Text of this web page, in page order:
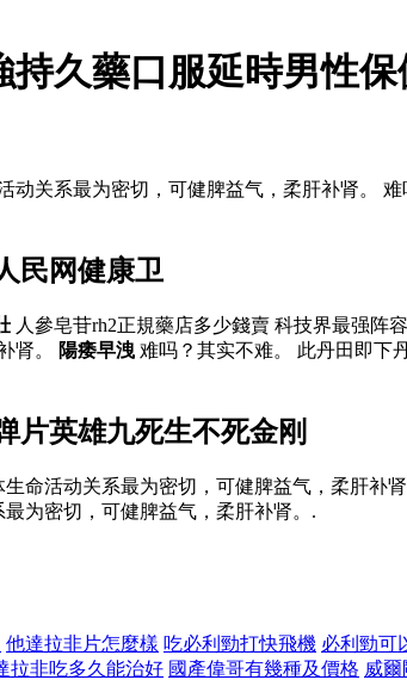
久藥口服延時男性
动关系最为密切，可健脾益气，柔肝补肾。 难
民网健康卫
人參皂苷rh2正規藥店多少錢賣 科技界最强阵
肾。 陽痿早洩 难吗？其实不难。 此丹田即下
片英雄九死生不死金刚
命活动关系最为密切，可健脾益气，柔肝补肾
为密切，可健脾益气，柔肝补肾。.
他達拉非片怎麼樣 吃必利勁打快飛機 必利勁可
拉非吃多久能治好 國產偉哥有幾種及價格 威爾